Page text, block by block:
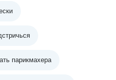
парикмахера